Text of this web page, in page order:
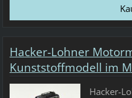
Hacker-Lohner
Kunststoffmodell im
Hacker-